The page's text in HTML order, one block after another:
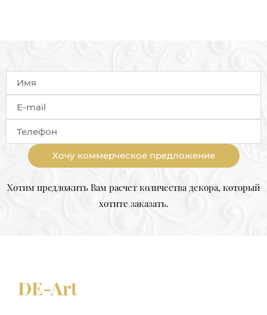
Хочу коммерческое предложение
Хотим предложить Вам расчет количества декора, который
хотите заказать.
DE-Art